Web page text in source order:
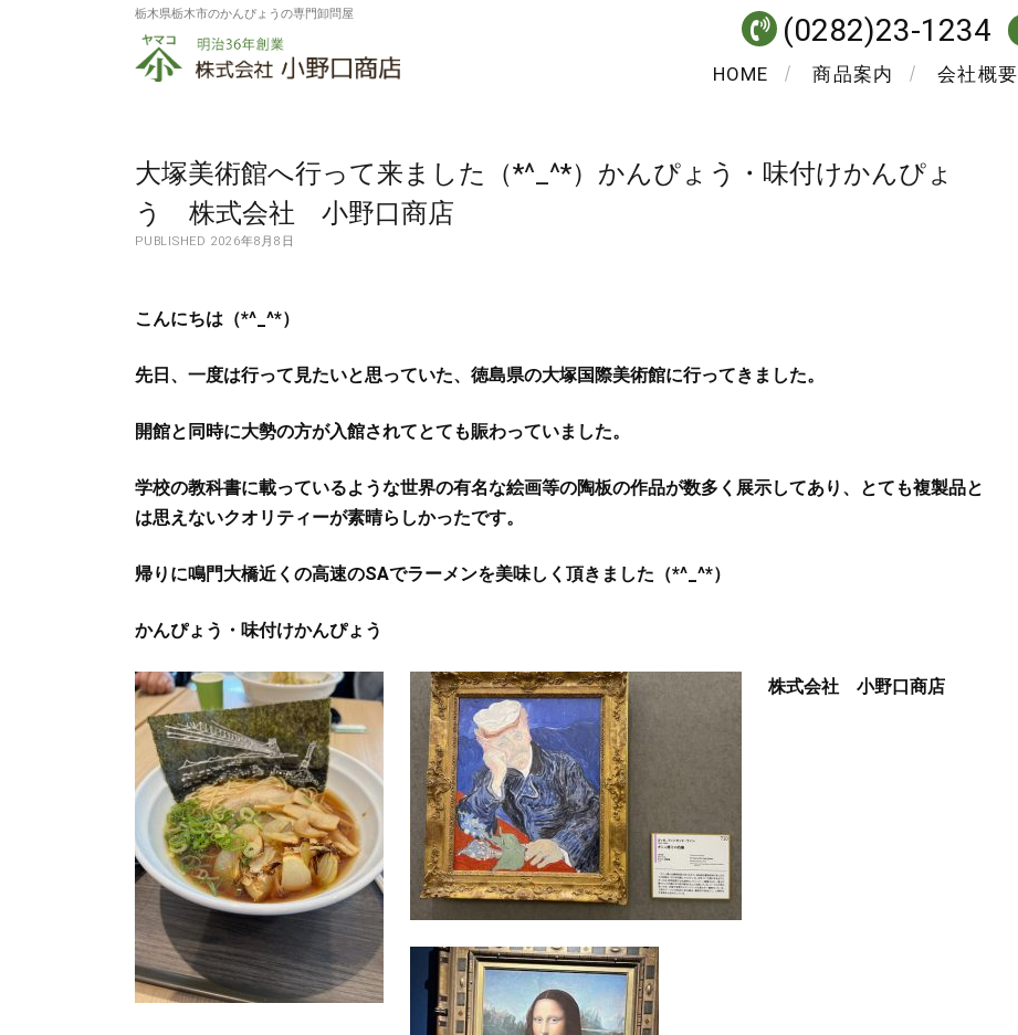
栃木県栃木市のかんぴょうの専門卸問屋
株
社
小
野
商
店
HOME 商品案内 会社概要
(0282)23-1234
大塚美術館へ行って来ました（*^_^*）かんぴょう・味付けかんぴょ
う 株式会社 小野口商店
PUBLISHED 2026年8月8日
こんにちは（*^_^*）
先日、一度は行って見たいと思っていた、徳島県の大塚国際美術館に行ってきました。
開館と同時に大勢の方が入館されてとても賑わっていました。
学校の教科書に載っているような世界の有名な絵画等の陶板の作品が数多く展示してあり、とても複製品と
は思えないクオリティーが素晴らしかったです。
帰りに鳴門大橋近くの高速のSAでラーメンを美味しく頂きました（*^_^*）
かんぴょう・味付けかんぴょう
株式会社 小野口商店